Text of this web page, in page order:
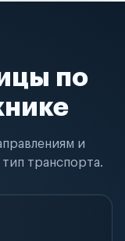
по
и
транспорта.